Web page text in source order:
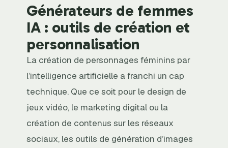
Générateurs de femmes
IA : outils de création et
personnalisation
La création de personnages féminins par
l’intelligence artificielle a franchi un cap
technique. Que ce soit pour le design de
jeux vidéo, le marketing digital ou la
création de contenus sur les réseaux
sociaux, les outils de génération d’images